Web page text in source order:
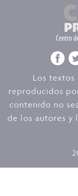
Los textos
reproducidos
contenido no
de los autores y